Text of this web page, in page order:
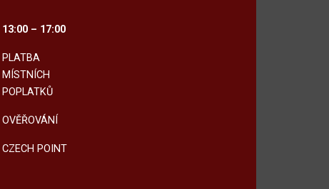
13:00 – 17:00
PLATBA
MÍSTNÍCH
POPLATKŮ
OVĚŘOVÁNÍ
CZECH POINT